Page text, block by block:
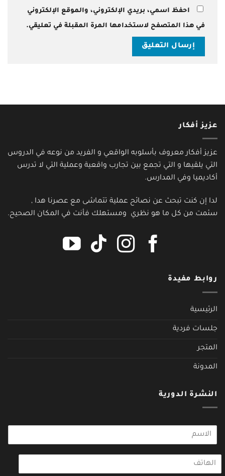
احفظ اسمي، بريدي الإلكتروني، والموقع الإلكتروني
في هذا المتصفح لاستخدامها المرة المقبلة في تعليقي.
عزيز أفكار
عزيز أفكار معروف بأسلوبه الواقعي و الفريد من نوعه في الدروس
التي يلقيها و التي تجمع بين تجارب واقعية وعملية التي لا تدرس
أكاديميا وفي المدارس.
لدا إن كنت تبحث عن نصائح عملية تتماشى مع عصرنا هدا ,
سئمت من كل ما هو نظري ومستهلك فأنت في المكان الصحيح.
روابط مفيدة
الرئيسية
جلسات فردية
المتجر
المدونة
النشرة الدورية
*